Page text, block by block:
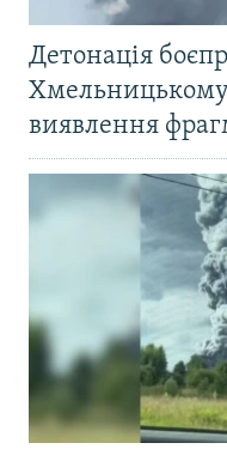
Детонація
виявлення